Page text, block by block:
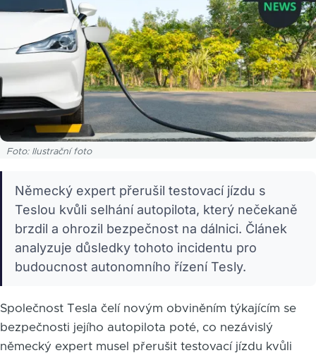
Foto: Ilustrační foto
Německý expert přerušil testovací jízdu s
Teslou kvůli selhání autopilota, který nečekaně
brzdil a ohrozil bezpečnost na dálnici. Článek
analyzuje důsledky tohoto incidentu pro
budoucnost autonomního řízení Tesly.
Společnost Tesla čelí novým obviněním týkajícím se
bezpečnosti jejího autopilota poté, co nezávislý
německý expert musel přerušit testovací jízdu kvůli